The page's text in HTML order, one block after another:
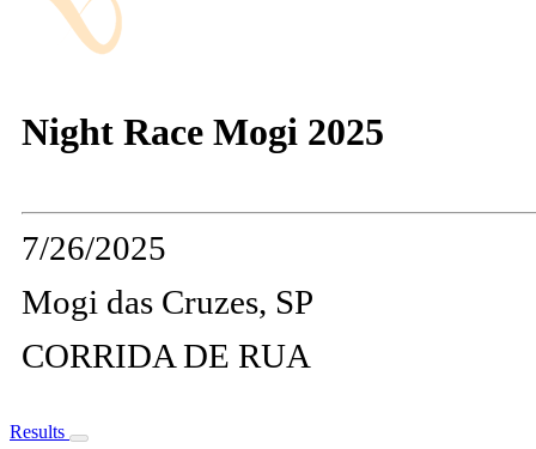
Night Race Mogi 2025
7/26/2025
Mogi das Cruzes, SP
CORRIDA DE RUA
Results